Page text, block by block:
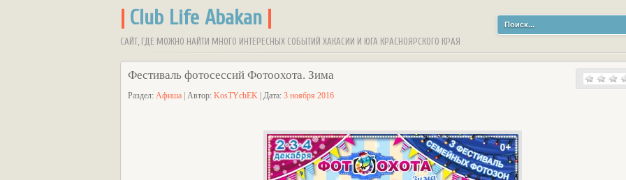
Club Life Abakan
САЙТ, ГДЕ МОЖНО НАЙТИ МНОГО ИНТЕРЕСНЫХ СОБЫТИЙ ХАКАСИИ И ЮГА КРАСНОЯРСКОГО КРАЯ
Фестиваль фотосессий Фотоохота. Зима
Раздел: Афиша | Автор: KosTYchEK | Дата: 3 ноября 2016